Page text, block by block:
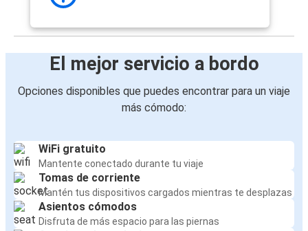
El mejor servicio a bordo
Opciones disponibles que puedes encontrar para un viaje
más cómodo:
WiFi gratuito
Mantente conectado durante tu viaje
Tomas de corriente
Mantén tus dispositivos cargados mientras te desplazas
Asientos cómodos
Disfruta de más espacio para las piernas